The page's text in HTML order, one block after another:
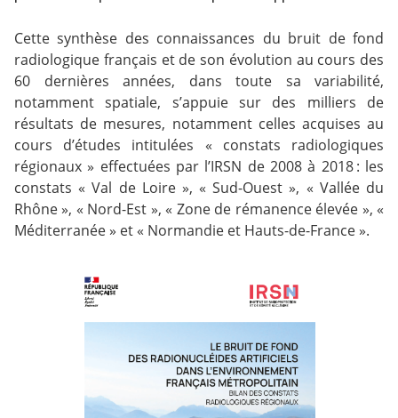
Cette synthèse des connaissances du bruit de fond
radiologique français et de son évolution au cours des
60 dernières années, dans toute sa variabilité,
notamment spatiale, s’appuie sur des milliers de
résultats de mesures, notamment celles acquises au
cours d’études intitulées « constats radiologiques
régionaux » effectuées par l’IRSN de 2008 à 2018 : les
constats « Val de Loire », « Sud-Ouest », « Vallée du
Rhône », « Nord-Est », « Zone de rémanence élevée », «
Méditerranée » et « Normandie et Hauts-de-France ».